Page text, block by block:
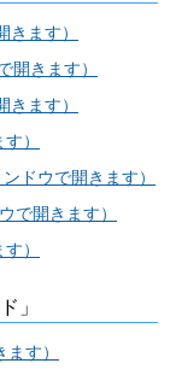
きます）
開きます）
きます）
）
ンドウで開きます）
で開きます）
）
」
す）